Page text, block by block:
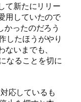
て新たにリリー
用していたので
ったのだろう
したほうがやり
いまでも、
なることを切に
応しているも